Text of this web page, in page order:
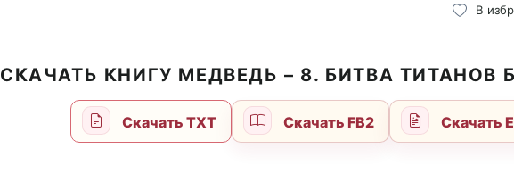
В
СКАЧАТЬ КНИГУ МЕДВЕДЬ – 8. БИТВА ТИТАНОВ
Скачать TXT Скачать FB2 Скачать